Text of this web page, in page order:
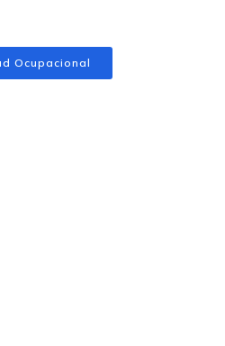
Ocupacional